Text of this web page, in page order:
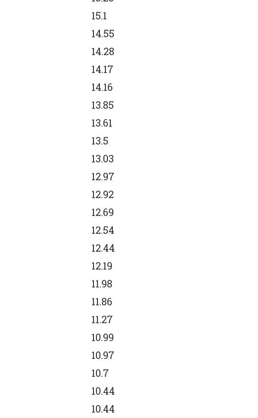
15.1
14.55
14.28
14.17
14.16
13.85
13.61
13.5
13.03
12.97
12.92
12.69
12.54
12.44
12.19
11.98
11.86
11.27
10.99
10.97
10.7
10.44
10.44